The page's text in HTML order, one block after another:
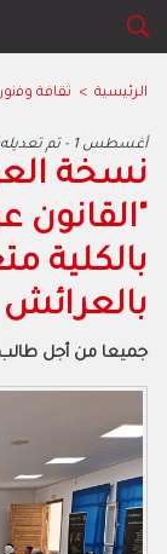
الرئيسية > ﺛﻘﺎﻓﺔ
2024 أغسطس 1 - تم تعديله في [التاريخ]
نسخة
"القانون
بالكلية
بالعرائش
جميعا من أجل